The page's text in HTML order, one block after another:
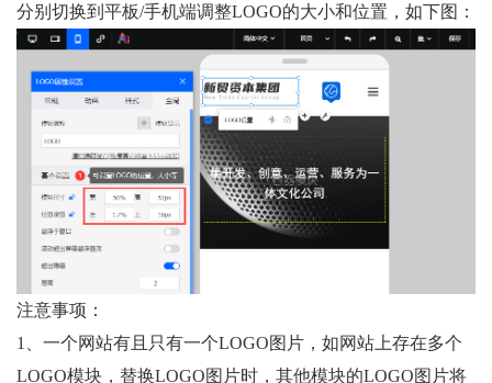
分别切换到平板/手机端调整LOGO的大小和位置，如下图：
注意事项：
1、一个网站有且只有一个LOGO图片，如网站上存在多个
LOGO模块，替换LOGO图片时，其他模块的LOGO图片将